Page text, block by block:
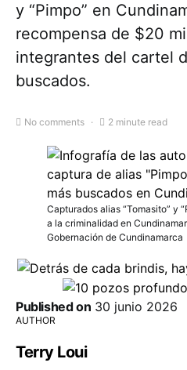
y “Pimpo” en
recompensa de $20
integrantes del cartel
buscados.
No comments 2 minute read
Capturados alias “Tomasito” y
a la criminalidad en
Gobernación de Cundinamarca
Published on 30 junio 2026
AUTHOR
Terry Loui